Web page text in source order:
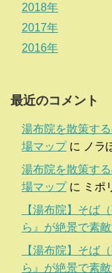
2018年
2017年
2016年
最近のコメント
湯布院を散策す
場マップに ノラ
湯布院を散策す
場マップに ミポ
【湯布院】そば
ら』が絶景で素敵
【湯布院】そば
ら』が絶景で素敵